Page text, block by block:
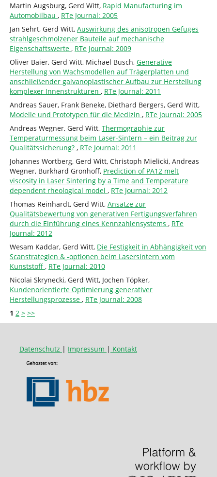
Martin Augsburg, Gerd Witt, Rapid Manufacturing im
Automobilbau , RTe Journal: 2005
Jan Sehrt, Gerd Witt, Auswirkung des anisotropen Gefüges
strahlgeschmolzener Bauteile auf mechanische
Eigenschaftswerte , RTe Journal: 2009
Oliver Baier, Gerd Witt, Michael Busch, Generative
Herstellung von Wachsmodellen auf Trägerplatten und
anschließender galvanoplastischer Aufbau zur Herstellung
komplexer Innenstrukturen , RTe Journal: 2011
Andreas Sauer, Frank Beneke, Diethard Bergers, Gerd Witt,
Modelle und Prototypen für die Medizin , RTe Journal: 2005
Andreas Wegner, Gerd Witt, Thermographie zur
Temperaturmessung beim Laser-Sintern – ein Beitrag zur
Qualitätssicherung? , RTe Journal: 2011
Johannes Wortberg, Gerd Witt, Christoph Mielicki, Andreas
Wegner, Burkhard Gronhoff, Prediction of PA12 melt
viscosity in Laser Sintering by a Time and Temperature
dependent rheological model , RTe Journal: 2012
Thomas Reinhardt, Gerd Witt, Ansätze zur
Qualitätsbewertung von generativen Fertigungsverfahren
durch die Einführung eines Kennzahlensystems , RTe
Journal: 2012
Wesam Kaddar, Gerd Witt, Die Festigkeit in Abhängigkeit von
Scanstrategien & -optionen beim Lasersintern vom
Kunststoff , RTe Journal: 2010
Nicolai Skrynecki, Gerd Witt, Jochen Töpker,
Kundenorientierte Optimierung generativer
Herstellungsprozesse , RTe Journal: 2008
1 2 > >>
Datenschutz | Impressum | Kontakt